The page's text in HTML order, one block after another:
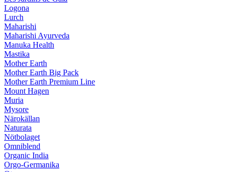
Logona
Lurch
Maharishi
Maharishi Ayurveda
Manuka Health
Mastika
Mother Earth
Mother Earth Big Pack
Mother Earth Premium Line
Mount Hagen
Muria
Mysore
Närokällan
Naturata
Nötbolaget
Omniblend
Organic India
Orgo-Germanika